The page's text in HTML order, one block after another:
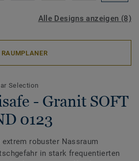
Alle Designs anzeigen (8)
RAUMPLANER
Selection
- Granit SOFT
0123
robuster Nassraum
in stark frequentierten